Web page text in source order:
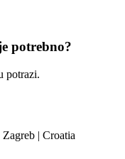
potrebno?
potrazi.
| Croatia